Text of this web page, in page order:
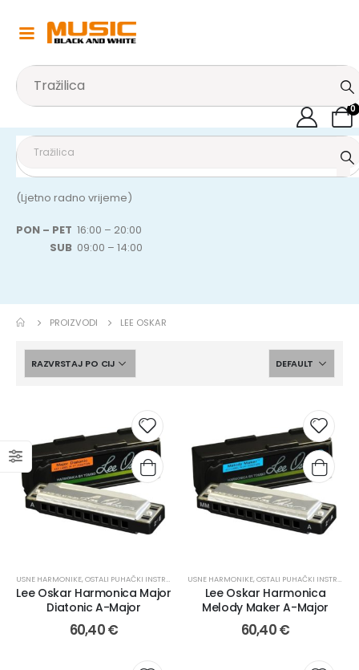
0
(Ljetno radno vrijeme)
PON – PET 16:00 – 20:00
SUB 09:00 – 14:00
PROIZVODI LEE OSKAR
USNE HARMONIKE,OSTALI PUHAČKI INSTRUMENTI ,PUHAČKI INSTRUMENTI I PRIBOR
Lee Oskar Harmonica Major
Diatonic A-Major
60,40€
USNE HARMONIKE,OSTALI PUHAČKI INSTRUMENTI
Lee Oskar Harmonica
Melody Maker A-Major
60,40€